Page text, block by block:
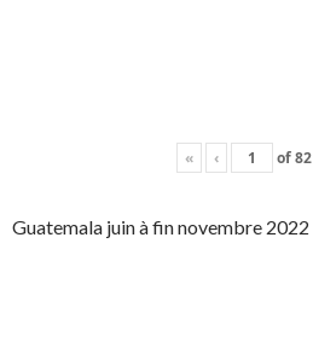
« ‹ of82
Guatemala juin à fin novembre 2022